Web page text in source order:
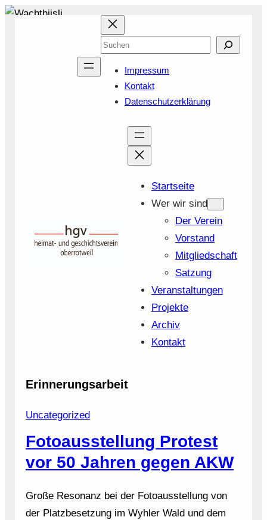
Zum
Suchen
Impressum
Kontakt
Datenschutzerklärung
Startseite
Wer wir sind
Der Verein
Vorstand
Mitgliedschaft
Satzung
Veranstaltungen
Projekte
Archiv
Kontakt
Erinnerungsarbeit
Uncategorized
Fotoausstellung Protest
vor 50 Jahren gegen AKW
Große Resonanz bei der Fotoausstellung von
der Platzbesetzung im Wyhler Wald und dem